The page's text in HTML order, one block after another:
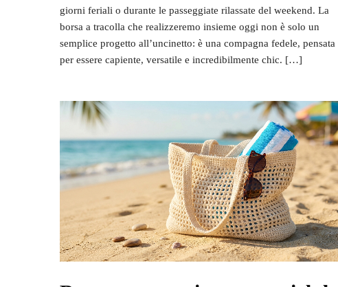
giorni feriali o durante le passeggiate rilassate del weekend. La
borsa a tracolla che realizzeremo insieme oggi non è solo un
semplice progetto all’uncinetto: è una compagna fedele, pensata
per essere capiente, versatile e incredibilmente chic. […]